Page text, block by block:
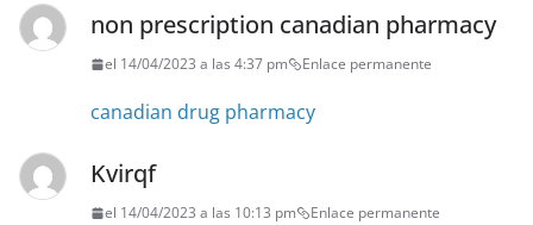
non prescription canadian pharmacy
el 14/04/2023 a las 4:37 pm Enlace permanente
canadian drug pharmacy
Kvirqf
el 14/04/2023 a las 10:13 pm Enlace permanente